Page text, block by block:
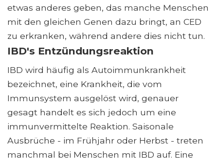
etwas anderes geben, das manche Menschen
mit den gleichen Genen dazu bringt, an CED
zu erkranken, während andere dies nicht tun.
IBD's Entzündungsreaktion
IBD wird häufig als Autoimmunkrankheit
bezeichnet, eine Krankheit, die vom
Immunsystem ausgelöst wird, genauer
gesagt handelt es sich jedoch um eine
immunvermittelte Reaktion. Saisonale
Ausbrüche - im Frühjahr oder Herbst - treten
manchmal bei Menschen mit IBD auf. Eine